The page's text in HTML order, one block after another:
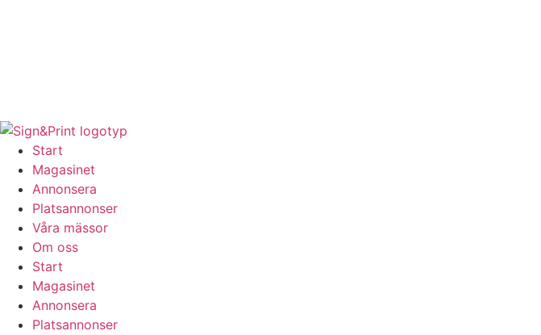
Start
Magasinet
Annonsera
Platsannonser
Våra mässor
Om oss
Start
Magasinet
Annonsera
Platsannonser